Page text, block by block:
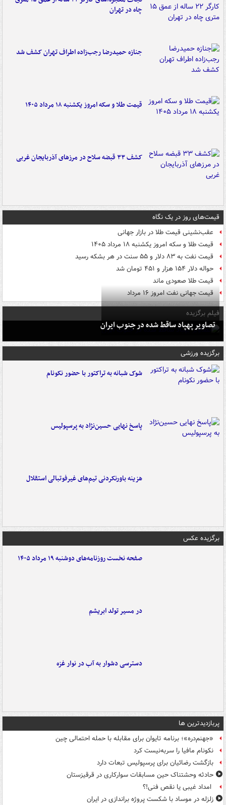
چاه در تهران
جنازه حمیدرضا رجب‌زاده اطراف تهران کشف شد
قیمت طلا و سکه امروز یکشنبه ۱۸ مرداد ۱۴۰۵
کشف ۳۳ قبضه سلاح در مرزهای آذربایجان غربی
قیمت‌های روز در یک نگاه
عقب‌نشینی قیمت طلا در بازار جهانی
قیمت طلا و سکه امروز یکشنبه ۱۸ مرداد ۱۴۰۵
قیمت نفت به ۸۳ دلار و ۵۵ سنت در هر بشکه رسید
حواله دلار ۱۵۴ هزار و ۴۵۱ تومان شد
قیمت طلا صعودی ماند
قیمت جهانی نفت امروز ۱۶ مرداد
فیلم برگزیده
تصاویر پهپاد ساقط شده در جنوب ایران
برگزیده ورزشی
شوک شبانه به تراکتور با حضور نکونام
پاسخ نهایی حسین‌نژاد به پرسپولیس
هزینه باورنکردنی تیم‌های غیرفوتبالی استقلال
برگزیده عکس
صفحه نخست روزنامه‌های دوشنبه ۱۹ مرداد ۱۴۰۵
در مسیر تولد ابریشم
دسترسی دشوار به آب در نوار غزه
پربازدیدترین ها
«جهنم‌دره»؛ برنامه تایوان برای مقابله با حمله احتمالی چین
نکونام مافیا را سربه‌نیست کرد
بازگشت رضائیان برای پرسپولیس تبعات دارد
حادثه وحشتناک حین مسابقات سوارکاری در قرقیزستان
امداد غیبی یا نقص فنی!؟
زلزله در موساد با شکست پروژه براندازی در ایران